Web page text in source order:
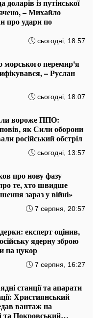
доларів із путінської
– Михайло
про удари по
сьогодні, 18:57
морського перемир'я
– Руслан
сьогодні, 18:07
вороже ППО:
як Сили оборони
російський обстріл
сьогодні, 13:57
про нову фазу
те, хто швидше
зараз у війні»
7 серпня, 20:57
експерт оцінив,
ядерну зброю
на цукор
7 серпня, 16:27
станції та апарати
Християнський
вантаж на
та Покровський